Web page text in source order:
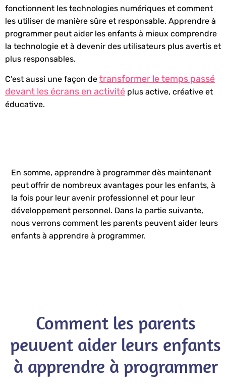
fonctionnent les technologies numériques et comment
les utiliser de manière sûre et responsable. Apprendre à
programmer peut aider les enfants à mieux comprendre
la technologie et à devenir des utilisateurs plus avertis et
plus responsables.
C’est aussi une façon de transformer le temps passé
devant les écrans en activité plus active, créative et
éducative.
En somme, apprendre à programmer dès maintenant
peut offrir de nombreux avantages pour les enfants, à
la fois pour leur avenir professionnel et pour leur
développement personnel. Dans la partie suivante,
nous verrons comment les parents peuvent aider leurs
enfants à apprendre à programmer.
Comment les parents
peuvent aider leurs enfants
à apprendre à programmer